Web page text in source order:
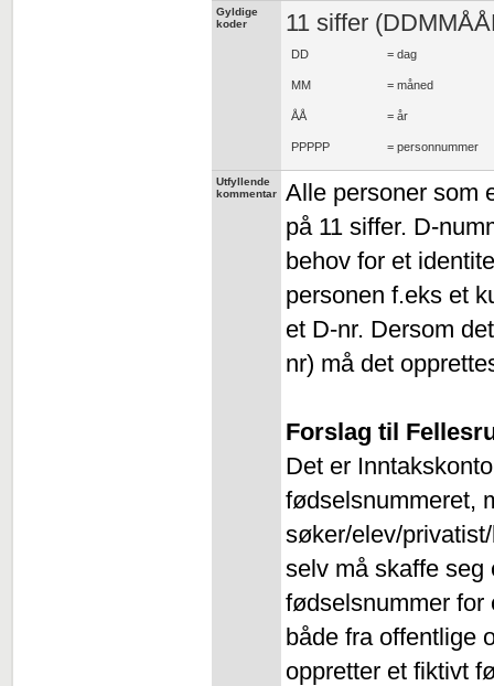
Gyldige
koder
11 siffer
DD = dag
MM = måned
ÅÅ = år
PPPPP = personnummer
Utfyllende
kommentar
Alle personer som
på 11 siffer. D-
behov for et
personen f.eks et
et D-nr. Dersom
nr) må det
Forslag til
Det er
fødselsnummeret,
søker/elev/
selv må skaffe seg
fødselsnummer for
både fra offentlige
oppretter et fiktivt